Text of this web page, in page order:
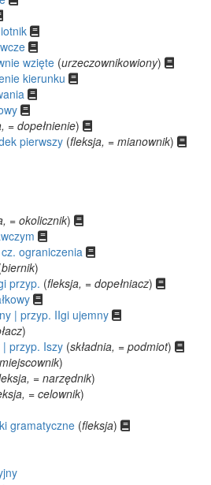
wzięte (urzeczownikowiony)
kierunku
= dopełnienie)
pierwszy (fleksja, = mianownik)
= okolicznik)
ograniczenia
biernik)
przyp. (fleksja, = dopełniacz)
| przyp. IIgi ujemny
)
przyp. Iszy (składnia, = podmiot)
miejscownik)
= narzędnik)
= celownik)
gramatyczne (fleksja)